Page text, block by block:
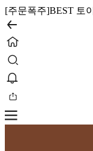
[주문폭주]BEST 토